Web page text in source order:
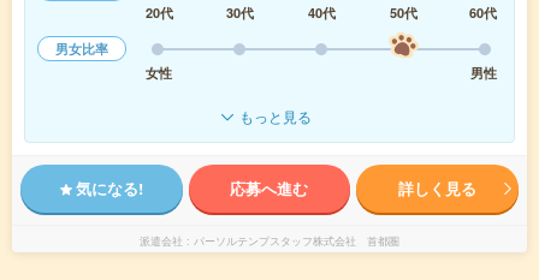
20代
30代 40代 50代
60代
男女比率
女性
男性
もっと見る
気になる! 応募へ進む 詳しく見る
派遣会社 パーソルテンプスタッフ株式会社 首都圏